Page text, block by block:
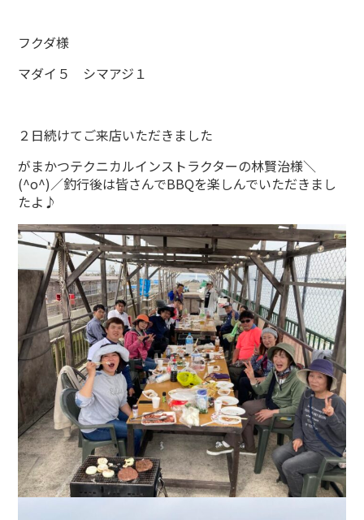
フクダ様
マダイ５ シマアジ１
２日続けてご来店いただきました
がまかつテクニカルインストラクターの林賢治様＼
(^o^)／釣行後は皆さんでBBQを楽しんでいただきまし
たよ♪